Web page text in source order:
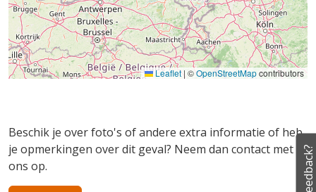
Leaflet| ©OpenStreetMapcontributors
Beschik je over foto's of andere extra informatie of heb
je opmerkingen over dit geval? Neem dan contact met
ons op.
Feedback?